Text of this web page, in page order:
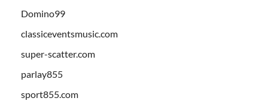
Domino99
classiceventsmusic.com
super-scatter.com
parlay855
sport855.com